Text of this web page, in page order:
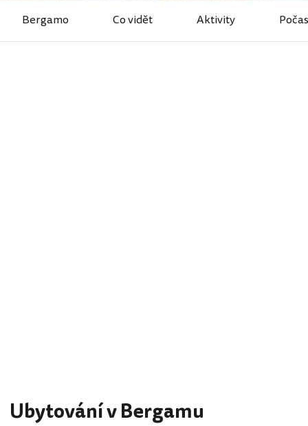
Bergamo Co vidět Aktivity
Ubytování v Bergamu